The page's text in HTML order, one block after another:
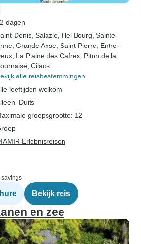
dagen
Denis , Salazie , Hel Bourg , Sainte-
, Grande Anse , Saint-Pierre , Entre-
, La Plaine des Cafres , Piton de la
, Cilaos
alle reisbestemmingen
leeftijden welkom
Duits
groepsgrootte: 12
Erlebnisreisen
savings
Bekijk reis
en zee